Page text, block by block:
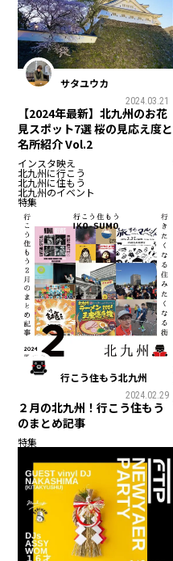
サタユウカ
2024.03.21
【2024年最新】北九州のお花
見スポット7選 桜の見応え度と
名所紹介 Vol.2
インスタ映え
北九州に行こう
北九州に住もう
北九州のイベント
特集
行こう住もう北九州
2024.02.29
２月の北九州！行こう住もう
のまとめ記事
特集